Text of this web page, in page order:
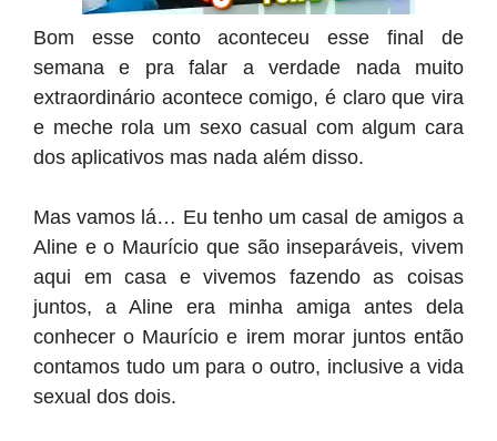
Bom esse conto aconteceu esse final de
semana e pra falar a verdade nada muito
extraordinário acontece comigo, é claro que vira
e meche rola um sexo casual com algum cara
dos aplicativos mas nada além disso.
Mas vamos lá… Eu tenho um casal de amigos a
Aline e o Maurício que são inseparáveis, vivem
aqui em casa e vivemos fazendo as coisas
juntos, a Aline era minha amiga antes dela
conhecer o Maurício e irem morar juntos então
contamos tudo um para o outro, inclusive a vida
sexual dos dois.